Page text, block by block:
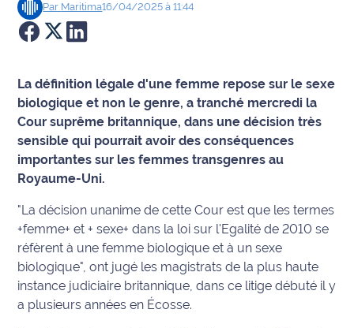
Culture
Éducation
Emploi
Environnement
route
Justice
Loisirs
Par Maritima16/04/2025 à 11:44
La définition légale d'une femme repose sur le sexe
biologique et non le genre, a tranché mercredi la
Cour suprême britannique, dans une décision très
sensible qui pourrait avoir des conséquences
importantes sur les femmes transgenres au
Royaume-Uni.
"La décision unanime de cette Cour est que les termes
+femme+ et + sexe+ dans la loi sur l'Egalité de 2010 se
réfèrent à une femme biologique et à un sexe
biologique", ont jugé les magistrats de la plus haute
instance judiciaire britannique, dans ce litige débuté il y
a plusieurs années en Écosse.